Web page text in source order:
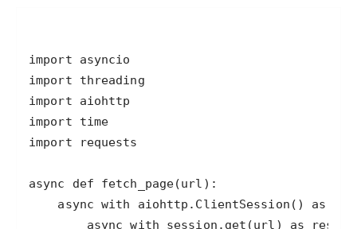
import
asyncio
import
threading
import
aiohttp
import
time
import
requests
async def fetch_page(url
async with aiohttp . ClientSession () as
async with session . get (url ) as